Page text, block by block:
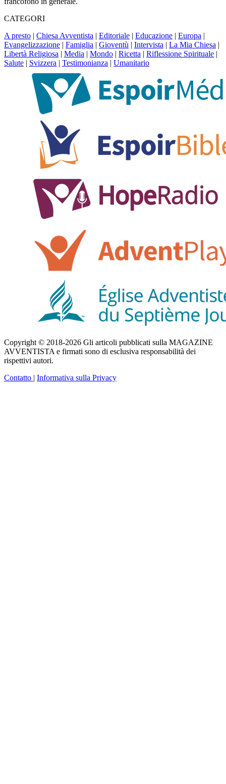
CATEGORI
A presto | Chiesa Avventista | Editoriale | Educazione | Europa |
Evangelizzazione | Famiglia | Gioventù | Intervista | La Mia Chiesa |
Libertà Religiosa | Media | Mondo | Ricetta | Riflessione Spirituale |
Salute | Svizzera | Testimonianza | Umanitario
Copyright © 2018-2026 Gli articoli pubblicati sulla MAGAZINE
AVVENTISTA e firmati sono di esclusiva responsabilità dei
rispettivi autori.
Contatto | Informativa sulla Privacy